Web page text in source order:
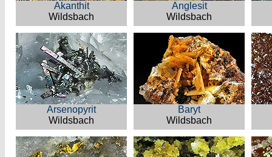
Akanthit
Wildsbach
Anglesit
Wildsbach
Arsenopyrit
Wildsbach
Baryt
Wildsbach